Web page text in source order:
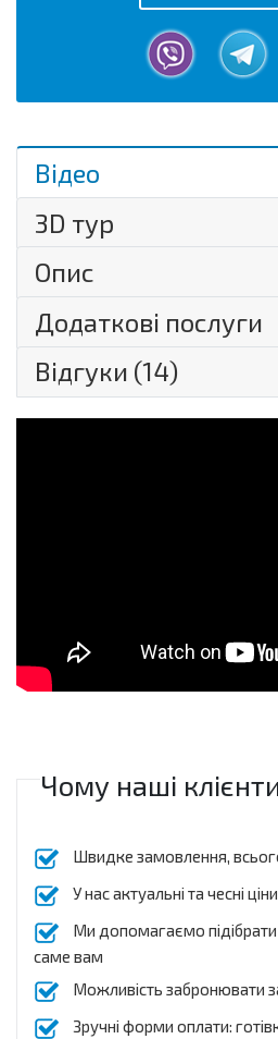
Відео
3D тур
Опис
Додаткові послуги
Відгуки (14)
Чому наші
Швидке замовлення,
У нас актуальні та чесні ціни
Ми допомагаємо
саме вам
Можливість забронювати
Зручні форми оплати: